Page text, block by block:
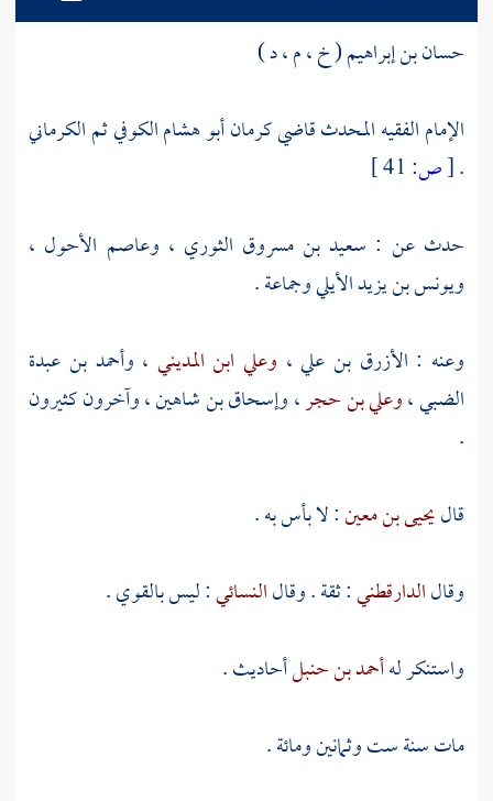
حسان بن إبراهيم ( خ ، م ، د )
الإمام الفقيه المحدث قاضي كرمان أبو هشام الكوفي ثم الكرماني
.
[ص:
حدث عن : سعيد بن مسروق الثوري ، وعاصم الأحول ،
ويونس بن يزيد الأيليوجماعة .
وعنه : الأزرق بن علي ، وعلي ابن المديني ، وأحمد بن عبدة
الضبي،وعلي بن حجر،وإسحاق بن شاهين، وآخرون كثيرون
.
قاليحيى بن معين: لا بأس به .
وقالالدارقطني: ثقة . وقالالنسائي: ليس بالقوي .
واستنكر لهأحمد بن حنبلأحاديث .
مات سنة ست وثمانين ومائة .